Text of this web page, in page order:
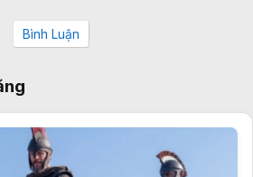
Bình Luận